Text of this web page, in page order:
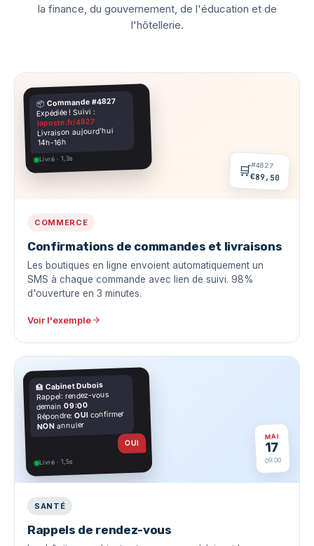
la finance, du gouvernement, de l'éducation et de
l'hôtellerie.
📦 Commande #4827
Expédiée ! Suivi :
laposte.fr/4827
Livraison aujourd'hui
14h-16h
Livré · 1,3s
🛒#4827
€89,50
COMMERCE
Confirmations de commandes et livraisons
Les boutiques en ligne envoient automatiquement un
SMS à chaque commande avec lien de suivi. 98%
d'ouverture en 3 minutes.
Voir l'exemple
🏥Cabinet Dubois
Rappel: rendez-vous
demain09:00
Répondre: OUIconfirmer
NONannuler
OUI
Livré · 1,5s
MAI
17
09:00
SANTÉ
Rappels de rendez-vous